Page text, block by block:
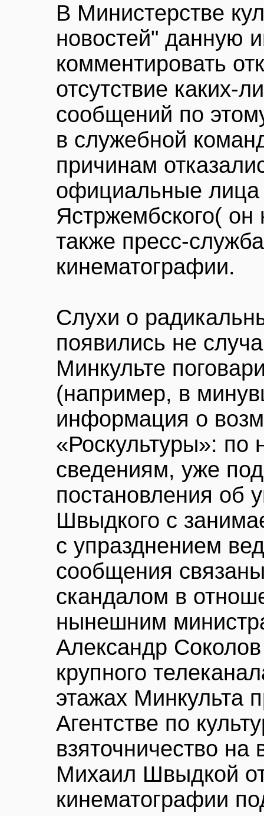
В Министерстве
новостей" данную
комментировать
отсутствие каких-
сообщений по
в служебной
причинам
официальные лица
Ястржембского( он
также пресс-
кинематографии.
Слухи о
появились не
Минкульте
(например, в
информация о
«Роскультуры»:
сведениям, уже
постановления об
Швыдкого с
с упразднением
сообщения
скандалом в
нынешним
Александр
крупного
этажах Минкульта
Агентстве по
взяточничество на
Михаил Швыдкой
кинематографии